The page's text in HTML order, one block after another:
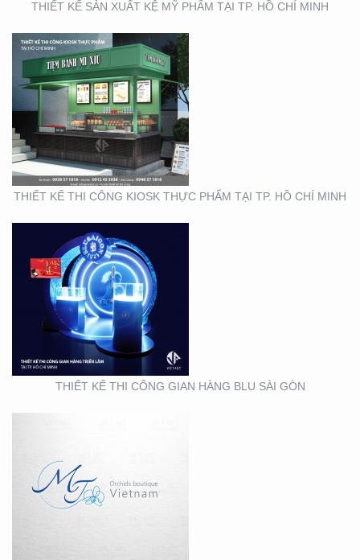
THIẾT KẾ SẢN XUẤT KỆ MỸ PHẨM TẠI TP. HỒ CHÍ MINH
THIẾT KẾ THI CÔNG KIOSK THỰC PHẨM TẠI TP. HỒ CHÍ MINH
THIẾT KẾ THI CÔNG
GIAN HÀNG BLU SÀI
GÒN
THIẾT KẾ THI CÔNG GIAN HÀNG BLU SÀI GÒN
THIẾT KẾ NHẬN DIỆN
THƯƠNG HIỆU MINH
THƯ ORCHIDS
BOUTIQUE VIETNAM
THIẾT KẾ BỘ NHẬN
DIỆN THƯƠNG HIỆU